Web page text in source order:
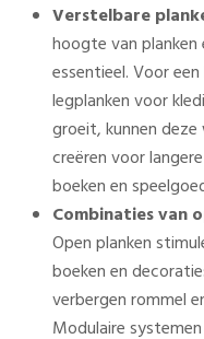
Verstelbare
hoogte van planken
essentieel. Voor
legplanken voor
groeit, kunnen
creëren voor
boeken en
Combinaties van
Open planken
boeken en
verbergen rommel
Modulaire